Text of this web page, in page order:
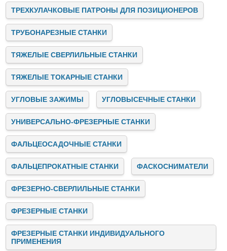
ТРЕХКУЛАЧКОВЫЕ ПАТРОНЫ ДЛЯ ПОЗИЦИОНЕРОВ
ТРУБОНАРЕЗНЫЕ СТАНКИ
ТЯЖЕЛЫЕ СВЕРЛИЛЬНЫЕ СТАНКИ
ТЯЖЕЛЫЕ ТОКАРНЫЕ СТАНКИ
УГЛОВЫЕ ЗАЖИМЫ УГЛОВЫСЕЧНЫЕ СТАНКИ
УНИВЕРСАЛЬНО-ФРЕЗЕРНЫЕ СТАНКИ
ФАЛЬЦЕОСАДОЧНЫЕ СТАНКИ
ФАЛЬЦЕПРОКАТНЫЕ СТАНКИ ФАСКОСНИМАТЕЛИ
ФРЕЗЕРНО-СВЕРЛИЛЬНЫЕ СТАНКИ
ФРЕЗЕРНЫЕ СТАНКИ
ФРЕЗЕРНЫЕ СТАНКИ ИНДИВИДУАЛЬНОГО
ПРИМЕНЕНИЯ